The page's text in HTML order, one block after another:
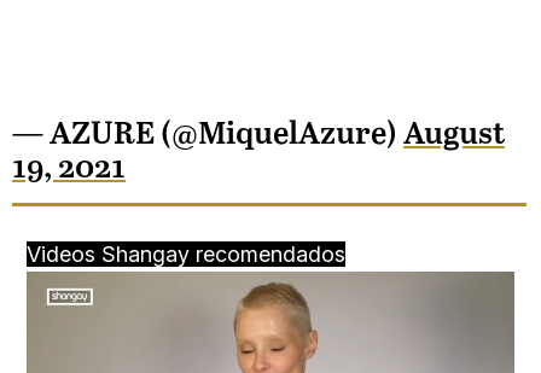
— AZURE (@MiquelAzure) August
19, 2021
Videos Shangay recomendados